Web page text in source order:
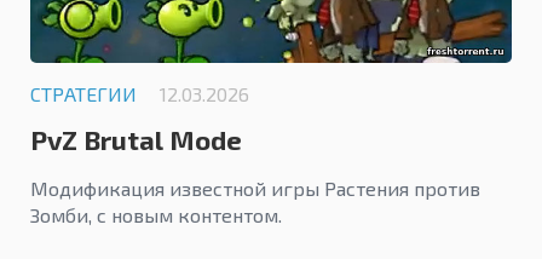
СТРАТЕГИИ 12.03.2026
PvZ Brutal Mode
Модификация известной игры Растения против
Зомби, с новым контентом.